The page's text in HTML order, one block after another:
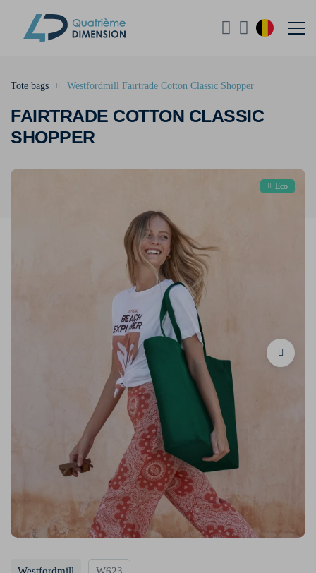
FAIRTRADE COTTON CLASSIC
SHOPPER
Tote bags Westfordmill Fairtrade Cotton Classic Shopper
Eco